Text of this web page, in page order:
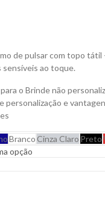
de pulsar com topo tátil
ao toque.
o Brinde não
personalização e
Branco Cinza Claro Preto